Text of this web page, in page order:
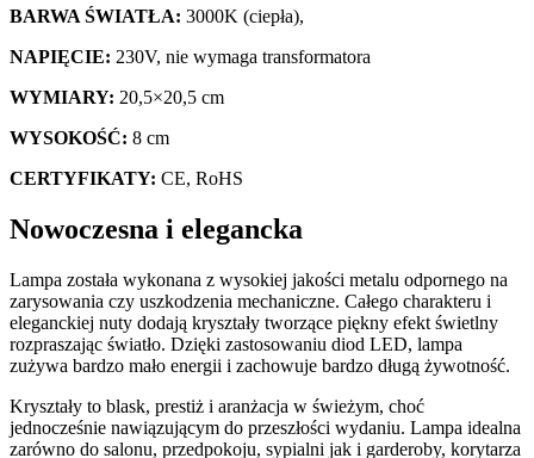
BARWA ŚWIATŁA: 3000K (ciepła),
NAPIĘCIE: 230V, nie wymaga transformatora
WYMIARY: 20,5×20,5 cm
WYSOKOŚĆ: 8 cm
CERTYFIKATY: CE, RoHS
Nowoczesna i elegancka
Lampa została wykonana z wysokiej jakości metalu odpornego na
zarysowania czy uszkodzenia mechaniczne. Całego charakteru i
eleganckiej nuty dodają kryształy tworzące piękny efekt świetlny
rozpraszając światło. Dzięki zastosowaniu diod LED, lampa
zużywa bardzo mało energii i zachowuje bardzo długą żywotność.
Kryształy to blask, prestiż i aranżacja w świeżym, choć
jednocześnie nawiązującym do przeszłości wydaniu. Lampa idealna
zarówno do salonu, przedpokoju, sypialni jak i garderoby, korytarza